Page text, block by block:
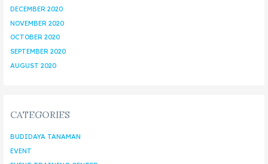
DECEMBER 2020
NOVEMBER 2020
OCTOBER 2020
SEPTEMBER 2020
AUGUST 2020
CATEGORIES
BUDIDAYA TANAMAN
EVENT